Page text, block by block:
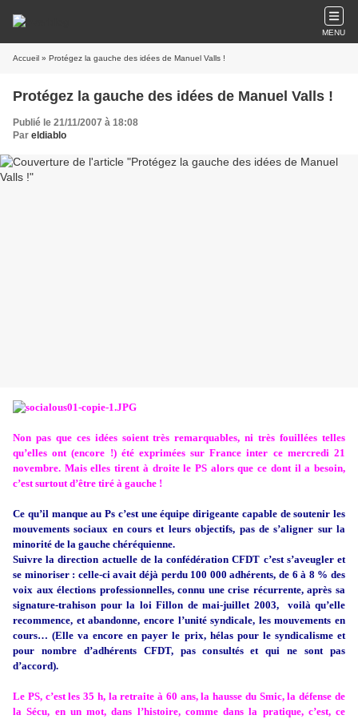
MENU
Accueil » Protégez la gauche des idées de Manuel Valls !
Protégez la gauche des idées de Manuel Valls !
Publié le 21/11/2007 à 18:08
Par eldiablo
Non pas que ces idées soient très remarquables, ni très fouillées telles
qu’elles ont (encore !) été exprimées sur France inter ce mercredi 21
novembre. Mais elles tirent à droite le PS alors que ce dont il a besoin,
c’est surtout d’être tiré à gauche !
Ce qu’il manque au Ps c’est une équipe dirigeante capable de soutenir les
mouvements sociaux en cours et leurs objectifs, pas de s’aligner sur la
minorité de la gauche chéréquienne.
Suivre la direction actuelle de la confédération CFDT c’est s’aveugler et
se minoriser : celle-ci avait déjà perdu 100 000 adhérents, de 6 à 8 % des
voix aux élections professionnelles, connu une crise récurrente, après sa
signature-trahison pour la loi Fillon de mai-juillet 2003, voilà qu’elle
recommence, et abandonne, encore l’unité syndicale, les mouvements en
cours… (Elle va encore en payer le prix, hélas pour le syndicalisme et
pour nombre d’adhérents CFDT, pas consultés et qui ne sont pas
d’accord).
Le PS, c’est les 35 h, la retraite à 60 ans, la hausse du Smic, la défense de
la Sécu, en un mot, dans l’histoire, comme dans la pratique, c’est, ce